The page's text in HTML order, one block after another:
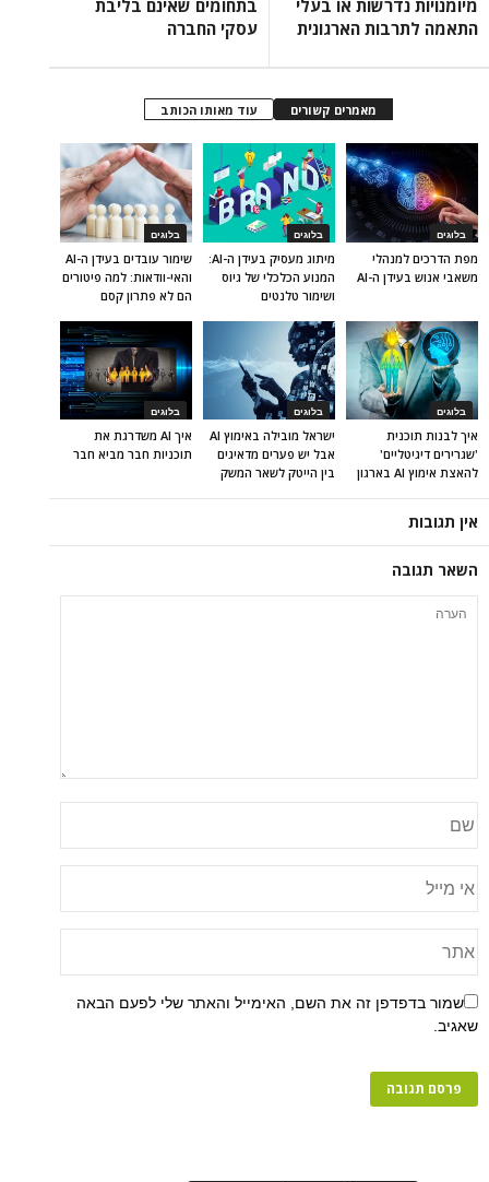
מיומנויות נדרשות או בעלי
התאמה לתרבות הארגונית
בתחומים שאינם בליבת
עסקי החברה
מאמרים קשורים עוד מאותו הכותב
בלוגים
שימור עובדים בעידן ה-AI
והאי-וודאות: למה פיטורים
הם לא פתרון קסם
בלוגים
מיתוג מעסיק בעידן ה-AI:
המנוע הכלכלי של גיוס
ושימור טלנטים
בלוגים
מפת הדרכים למנהלי
משאבי אנוש בעידן ה-AI
בלוגים
איך AI משדרגת את
תוכניות חבר מביא חבר
בלוגים
ישראל מובילה באימוץ AI
אבל יש פערים מדאיגים
בין הייטק לשאר המשק
בלוגים
איך לבנות תוכנית
'שגרירים דיגיטליים'
להאצת אימוץ AI בארגון
אין תגובות
השאר תגובה
שמור בדפדפן זה את השם, האימייל והאתר שלי לפעם הבאה
שאגיב.